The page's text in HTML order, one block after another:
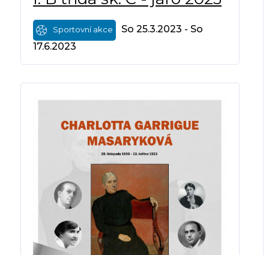
Sportovní akce
So 25.3.2023 - So
17.6.2023